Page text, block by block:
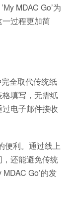
MDAC Go’为
过程更加简
全取代传统纸
填写，无需纸
电子邮件接收
便利。通过线上
还能避免传统
Go’的发